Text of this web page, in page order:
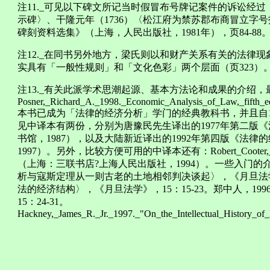
注11._可见以下碑文所记当时假冒布号牌记案件的诉讼经
示碑〉、干隆元年（1736）〈松江府为禁苏郡布商冒立字
碑刻资料选集》（上海，人民出版社，1981年），页84-88
注12._在同书另外地方，梁氏则以和财产关系有关的法律
实具有「一般性规则」和「文化色彩」两个层面（页323）
注13._有关此派学术思潮起源、基本方法论和成果的介绍，
本书已成为「法律的经济分析」学门的经典教科书，并且
见中译本有两份，分别为唐豫民先生译出的1977年第二版
书馆，1987），以及大陆新近译出的1992年第四版《法律
1997）。另外，比较方便可用的中译本还有：
（上海：三联书店?上海人民出版社，1994）。一些入门
析与寇斯定理从一则古老的土地相邻判决谈起〉，《月旦
法的经济结构〉，《月旦法学》，15：15-23。郑中人，
15：24-31。